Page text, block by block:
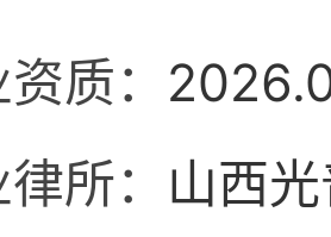
质：
所： 山西